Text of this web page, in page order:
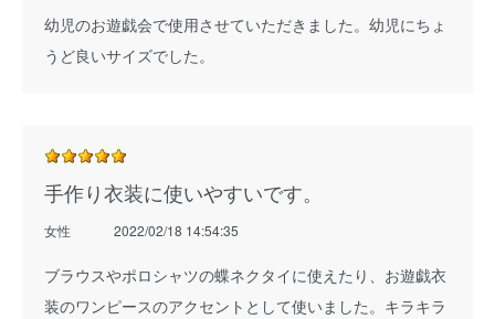
幼児のお遊戯会で使用させていただきました。幼児にちょ
うど良いサイズでした。
手作り衣装に使いやすいです。
女性 2022/02/18 14:54:35
ブラウスやポロシャツの蝶ネクタイに使えたり、お遊戯衣
装のワンピースのアクセントとして使いました。キラキラ